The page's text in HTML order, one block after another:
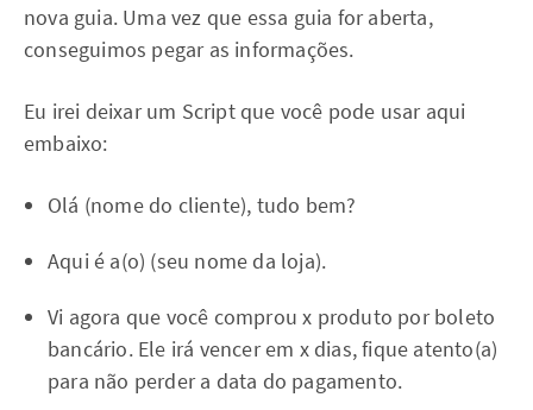
nova guia. Uma vez que essa guia for aberta,
conseguimos pegar as informações.
Eu irei deixar um Script que você pode usar aqui
embaixo:
Olá (nome do cliente), tudo bem?
Aqui é a(o) (seu nome da loja).
Vi agora que você comprou x produto por boleto
bancário. Ele irá vencer em x dias, fique atento(a)
para não perder a data do pagamento.